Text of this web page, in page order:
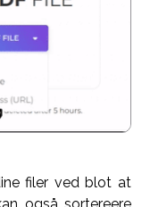
filer ved blot at